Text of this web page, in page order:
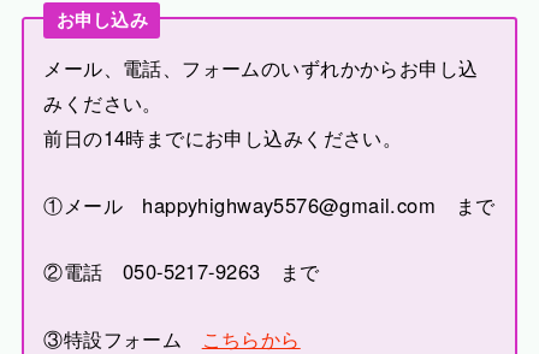
お申し込み
メール、電話、フォームのいずれかからお申し込
みください。
前日の14時までにお申し込みください。
①メール happyhighway5576@gmail.com まで
②電話 050-5217-9263 まで
③特設フォーム こちらから